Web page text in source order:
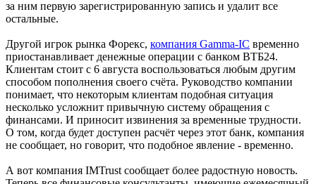
за ним первую зарегистрированную запись и удалит все
остальные.
Другой игрок рынка Форекс, компания Gamma-IC временно
приостанавливает денежные операции с банком ВТБ24.
Клиентам стоит с 6 августа воспользоваться любым другим
способом пополнения своего счёта. Руководство компании
понимает, что некоторым клиентам подобная ситуация
несколько усложнит привычную систему обращения с
финансами. И приносит извинения за временные трудности.
О том, когда будет доступен расчёт через этот банк, компания
не сообщает, но говорит, что подобное явление - временно.
А вот компания IMTrust сообщает более радостную новость.